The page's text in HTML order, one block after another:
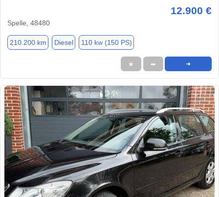
12.900 €
Spelle, 48480
210.200 km Diesel 110 kw (150 PS)
★ ➦ ➜